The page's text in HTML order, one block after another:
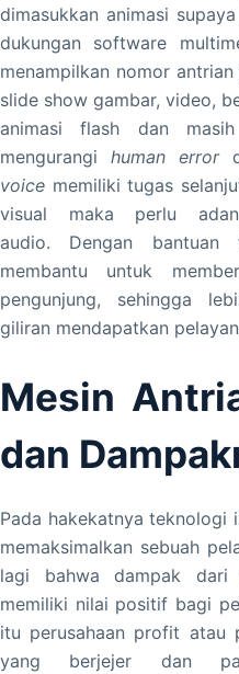
dimasukkan animasi
dukungan software
menampilkan nomor
slide show gambar, video,
animasi flash dan
mengurangihuman error
voice memiliki tugas
visual maka perlu
audio. Dengan
membantu untuk
pengunjung, sehingga
giliran mendapatkan
Mesin
dan
Pada hakekatnya teknologi
memaksimalkan sebuah
lagi bahwa dampak dari
memiliki nilai positif bagi
itu perusahaan profit atau
yang berjejer dan